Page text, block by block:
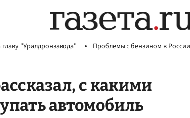
"Уралдронзавода" Проблемы с бензином в России
с какими
автомобиль